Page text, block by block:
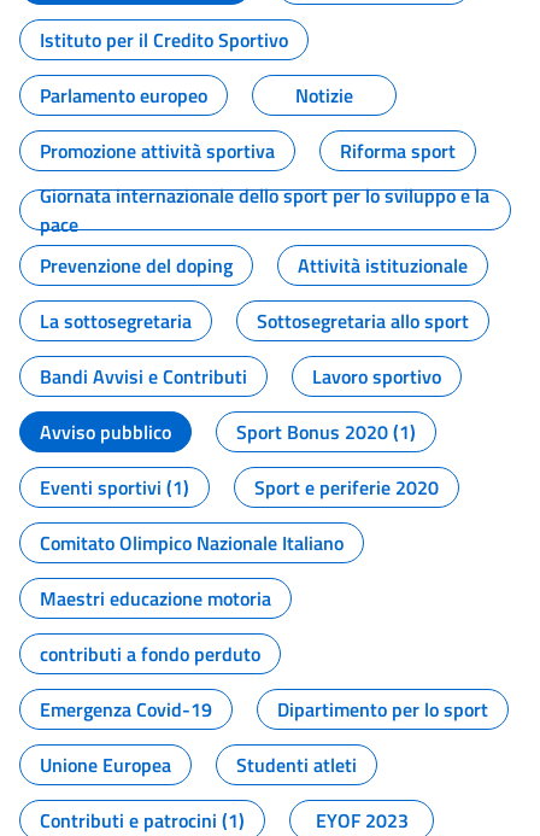
Istituto per il Credito Sportivo
Parlamento europeo
Notizie
Promozione attività sportiva
Riforma sport
Giornata internazionale dello sport per lo sviluppo e la
pace
Prevenzione del doping
Attività istituzionale
La sottosegretaria
Sottosegretaria allo sport
Bandi Avvisi e Contributi
Lavoro sportivo
Avviso pubblico
Sport Bonus 2020 (1)
Eventi sportivi (1)
Sport e periferie 2020
Comitato Olimpico Nazionale Italiano
Maestri educazione motoria
contributi a fondo perduto
Emergenza Covid-19
Dipartimento per lo sport
Unione Europea
Studenti atleti
Contributi e patrocini (1)
EYOF 2023